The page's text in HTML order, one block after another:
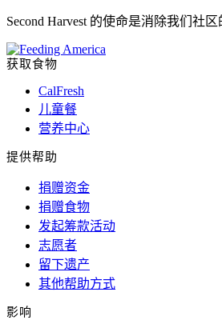
Second Harvest 的使命是消除我们社区
获取食物
CalFresh
儿童餐
营养中心
提供帮助
捐赠资金
捐赠食物
发起筹款活动
志愿者
留下遗产
其他帮助方式
影响